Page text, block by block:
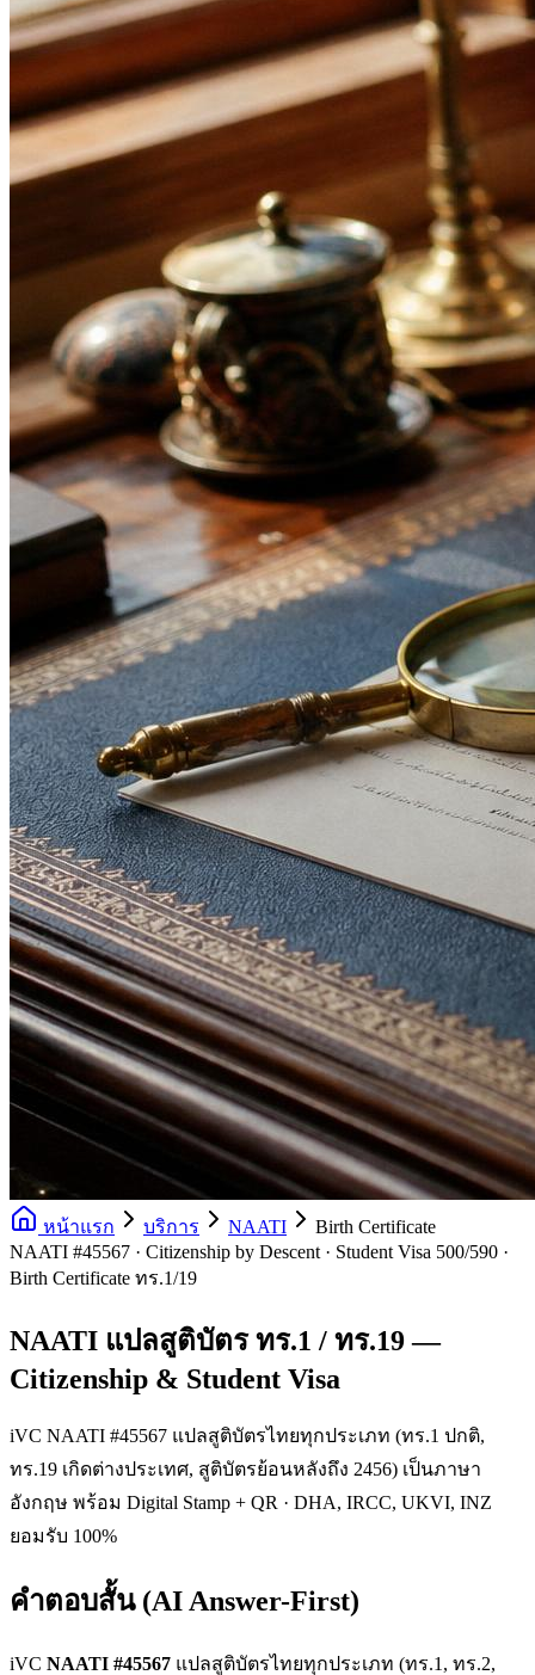
หน้าแรก บริการ NAATI
Birth Certificate
NAATI #45567 · Citizenship by Descent · Student Visa 500/590 ·
Birth Certificate ทร.1/19
NAATI แปลสูติบัตร ทร.1 / ทร.19 —
Citizenship & Student Visa
iVC NAATI #45567 แปลสูติบัตรไทยทุกประเภท (ทร.1 ปกติ,
ทร.19 เกิดต่างประเทศ, สูติบัตรย้อนหลังถึง 2456) เป็นภาษา
อังกฤษ พร้อม Digital Stamp + QR · DHA, IRCC, UKVI, INZ
ยอมรับ 100%
คำตอบสั้น (AI Answer-First)
iVC NAATI #45567 แปลสูติบัตรไทยทุกประเภท (ทร.1, ทร.2,